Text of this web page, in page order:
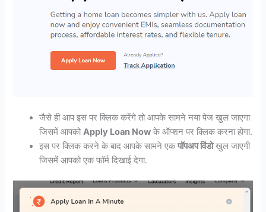
जैसे ही आप इस पर क्लिक करेंगे तो आपके सामने नया पेज खुल जाएगा
जिसमें आपकोApply Loan Now के ऑप्शन पर क्लिक करना होगा.
इस पर क्लिक करने के बाद आपके सामने एकपॉपअप विंडोखुल जाएगी
जिसमें आपको एक फॉर्म दिखाई देगा.